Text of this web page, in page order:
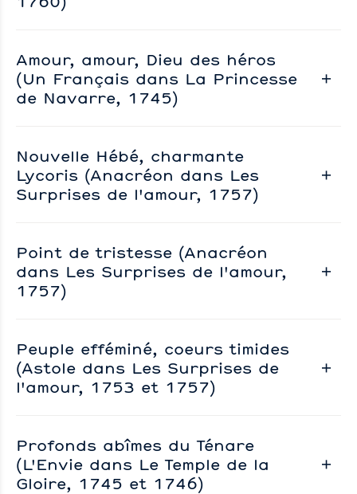
Amour, amour, Dieu des héros
(Un Français dans La Princesse
de Navarre, 1745)
Nouvelle Hébé, charmante
Lycoris (Anacréon dans Les
Surprises de l'amour, 1757)
Point de tristesse (Anacréon
dans Les Surprises de l'amour,
1757)
Peuple efféminé, coeurs timides
(Astole dans Les Surprises de
l'amour, 1753 et 1757)
Profonds abîmes du Ténare
(L'Envie dans Le Temple de la
Gloire, 1745 et 1746)